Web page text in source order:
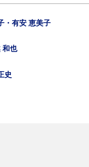
・有安 恵美子
和也
史